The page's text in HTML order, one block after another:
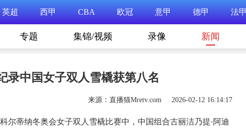
英超 西甲 CBA 欧冠 意甲 德甲 法甲
专题 集锦/视频 录像 新闻
录中国女子双人雪橇获第八名
来源：直播猫Mretv.com 2026-02-12 16:14:17
尔蒂纳冬奥会女子双人雪橇比赛中，中国组合古丽洁乃提·阿迪